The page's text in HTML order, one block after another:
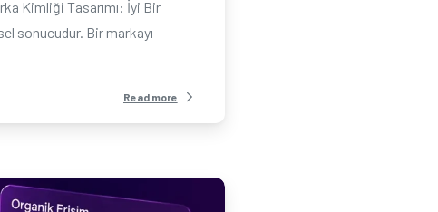
Kimliği Tasarımı: İyi Bir
sonucudur. Bir markayı
Read more